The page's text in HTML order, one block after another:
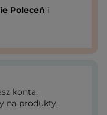
Poleceń i
konta,
na produkty.